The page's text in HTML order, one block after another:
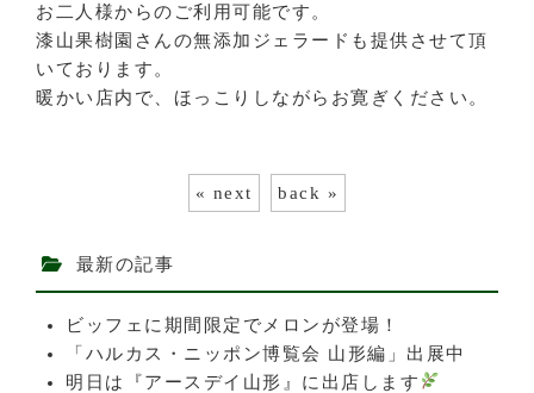
お二人様からのご利用可能です。
漆山果樹園さんの無添加ジェラードも提供させて頂
いております。
暖かい店内で、ほっこりしながらお寛ぎください。
« next back »
最新の記事
ビッフェに期間限定でメロンが登場！
「ハルカス・ニッポン博覧会 山形編」出展中
明日は『アースデイ山形』に出店します